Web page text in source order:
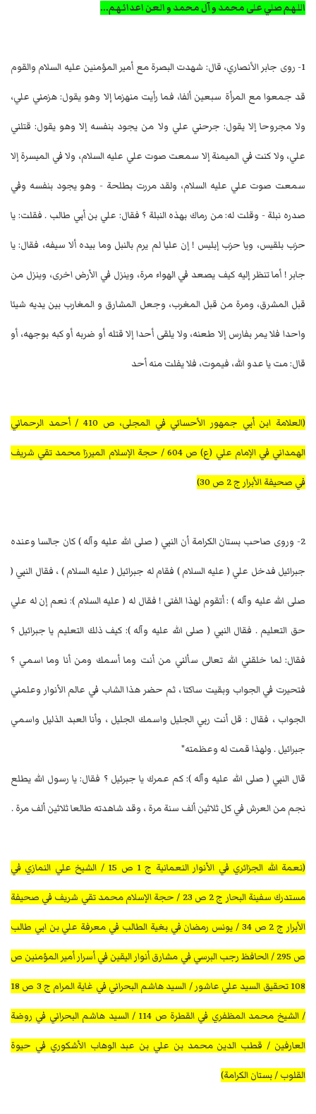
اللهم صلي على محمد و آل محمد و العن اعدائهم...
1- روى جابر الأنصاري، قال: شهدت البصرة مع أمير المؤمنين عليه السلام والقوم
قد جمعوا مع المرأة سبعين ألفا، فما رأيت منهزما إلا وهو يقول: هزمني علي،
ولا مجروحا إلا يقول: جرحني علي ولا من يجود بنفسه إلا وهو يقول: قتلني
علي، ولا كنت في الميمنة إلا سمعت صوت علي عليه السلام، ولا في الميسرة إلا
سمعت صوت علي عليه السلام، ولقد مررت بطلحة - وهو يجود بنفسه وفي
صدره نبلة - وقلت له: من رماك بهذه النبلة ؟ فقال: علي بن أبي طالب . فقلت: يا
حزب بلقيس، ويا حزب إبليس ! إن عليا لم يرم بالنبل وما بيده ألا سيفه، فقال: يا
جابر ! أما تنظر إليه كيف يصعد في الهواء مرة، وينزل في الأرض اخرى، وينزل من
قبل المشرق، ومرة من قبل المغرب، وجعل المشارق و المغارب بين يديه شيئا
واحدا فلا يمر بفارس إلا طعنه، ولا يلقى أحدا إلا قتله أو ضربه أو كبه بوجهه، أو
قال: مت يا عدو الله، فيموت، فلا يفلت منه أحد
(العلامة ابن أبي جمهور الأحسائي في المجلى، ص 410 / أحمد الرحماني
الهمداني في الإمام علي (ع) ص 604 / حجة الإسلام الميرزا محمد تقي شريف
في صحيفة الأبرار ج 2 ص 30)
2- وروى صاحب بستان الكرامة أن النبي ( صلى الله عليه وآله ) كان جالسا وعنده
جبرائيل فدخل علي ( عليه السلام ) فقام له جبرائيل ( عليه السلام ) ، فقال النبي (
صلى الله عليه وآله ) : أتقوم لهذا الفتى ! فقال له ( عليه السلام ): نعم إن له علي
حق التعليم . فقال النبي ( صلى الله عليه وآله ): كيف ذلك التعليم يا جبرائيل ؟
فقال: لما خلقني الله تعالى سألني من أنت وما أسمك ومن أنا وما اسمي ؟
فتحيرت في الجواب وبقيت ساكتا ، ثم حضر هذا الشاب في عالم الأنوار وعلمني
الجواب ، فقال : قل أنت ربي الجليل واسمك الجليل ، وأنا العبد الذليل واسمي
جبرائيل . ولهذا قمت له وعظمته"
قال النبي ( صلى الله عليه وآله ): كم عمرك يا جبرئيل ؟ فقال: يا رسول الله يطلع
نجم من العرش في كل ثلاثين ألف سنة مرة ، وقد شاهدته طالعا ثلاثين ألف مرة .
(نعمة الله الجزائري في الأنوار النعمانية ج 1 ص 15 / الشيخ علي النمازي في
مستدرك سفينة البحار ج 2 ص 23 / حجة الإسلام محمد تقي شريف في صحيفة
الأبرار ج 2 ص 34 / يونس رمضان في بغية الطالب في معرفة علي بن ابي طالب
ص 295 / الحافظ رجب البرسي في مشارق أنوار اليقين في أسرار أمير المؤمنين ص
108 تحقيق السيد علي عاشور / السيد هاشم البحراني في غاية المرام ج 3 ص 18
/ الشيخ محمد المظفري في القطرة ص 114 / السيد هاشم البحراني في روضة
العارفين / قطب الدين محمد بن علي بن عبد الوهاب الأشكوري في حيوة
القلوب / بستان الكرامة)